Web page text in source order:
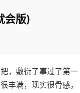
会版)
，敷衍了事过了第一
丰满，现实很骨感。